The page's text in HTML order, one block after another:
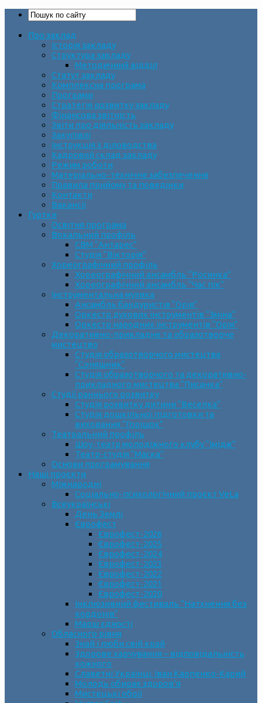
Про заклад
Історія закладу
Структура закладу
Методичний відділ
Статут закладу
Комплексна програма
Програми
Стратегія розвитку закладу
Фінансова звітність
Звіти про діяльність закладу
Закупівлі
Інструкція з діловодства
Кадровий склад закладу
Режим роботи
Матеріально-технічне забезпечення
Правила прийому та поведінки
Контакти
Вакансії
Гуртки
Освітня програма
Вокальний профіль
СВМ “Антарес”
Студія “Вікторія”
Хореографічний профіль
Хореографічний ансамбль “Росинка”
Хореографічний ансамбль “Час пік”
Інструментальна музика
Ансамбль бандуристів “Орія”
Оркестр духових інструментів “Зміна”
Оркестр народних інструментів “Орія”
Декоративно-прикладне та образотворче
мистецтво
Cтудія образотворчого мистецтва
“Соняшник”
Студія образотворчого та декоративно-
прикладного мистецтва “Писанка”
Студії раннього розвитку
Студія розвитку дитини “Веселка”
Студія дошкільної підготовки та
виховання “Горішок”
Театральний профіль
Шоу-театр молодіжного клубу “Імідж”
Театр-студія “Маска”
Основи програмування
Наші проєкти
Міжнародні
Соціально-психологічний проєкт VeLa
Всеукраїнські
День Землі
Єврофест
Єврофест-2026
Єврофест-2025
Єврофест-2024
Єврофест-2023
Єврофест-2022
Єврофест-2021
Єврофест-2020
Інклюзивний фестиваль “Натхнення без
кордонів”
Марш єдності
Обласного рівня
Знай і люби свій край
Здорове харчування – відповідальність
кожного
Славетні Українці. Іван Карпенко-Карий
Молодь обирає здоров’я
Мистецькі обрії